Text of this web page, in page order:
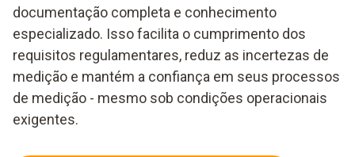
documentação completa e conhecimento
especializado. Isso facilita o cumprimento dos
requisitos regulamentares, reduz as incertezas de
medição e mantém a confiança em seus processos
de medição - mesmo sob condições operacionais
exigentes.